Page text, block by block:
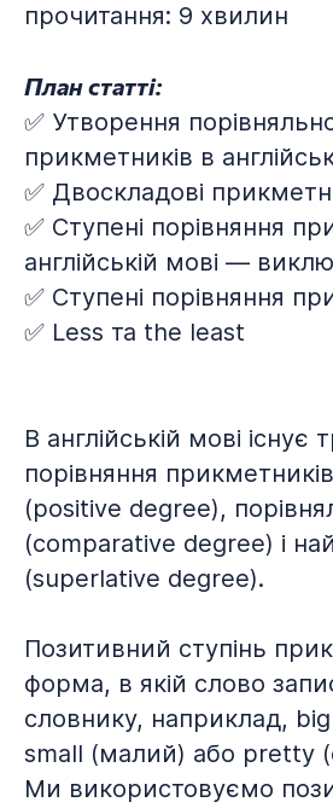
прочитання: 9 хвилин
План статті:
✅ Утворення
прикметників в
✅ Двоскладові
✅ Ступені порівняння
англійській мові —
✅ Ступені порівняння
✅ Less та the least
В англійській мові існує
порівняння
(positive degree),
(comparative degree) і
(superlative degree).
Позитивний ступінь
форма, в якій слово
словнику, наприклад,
small (малий) або pretty
Ми використовуємо